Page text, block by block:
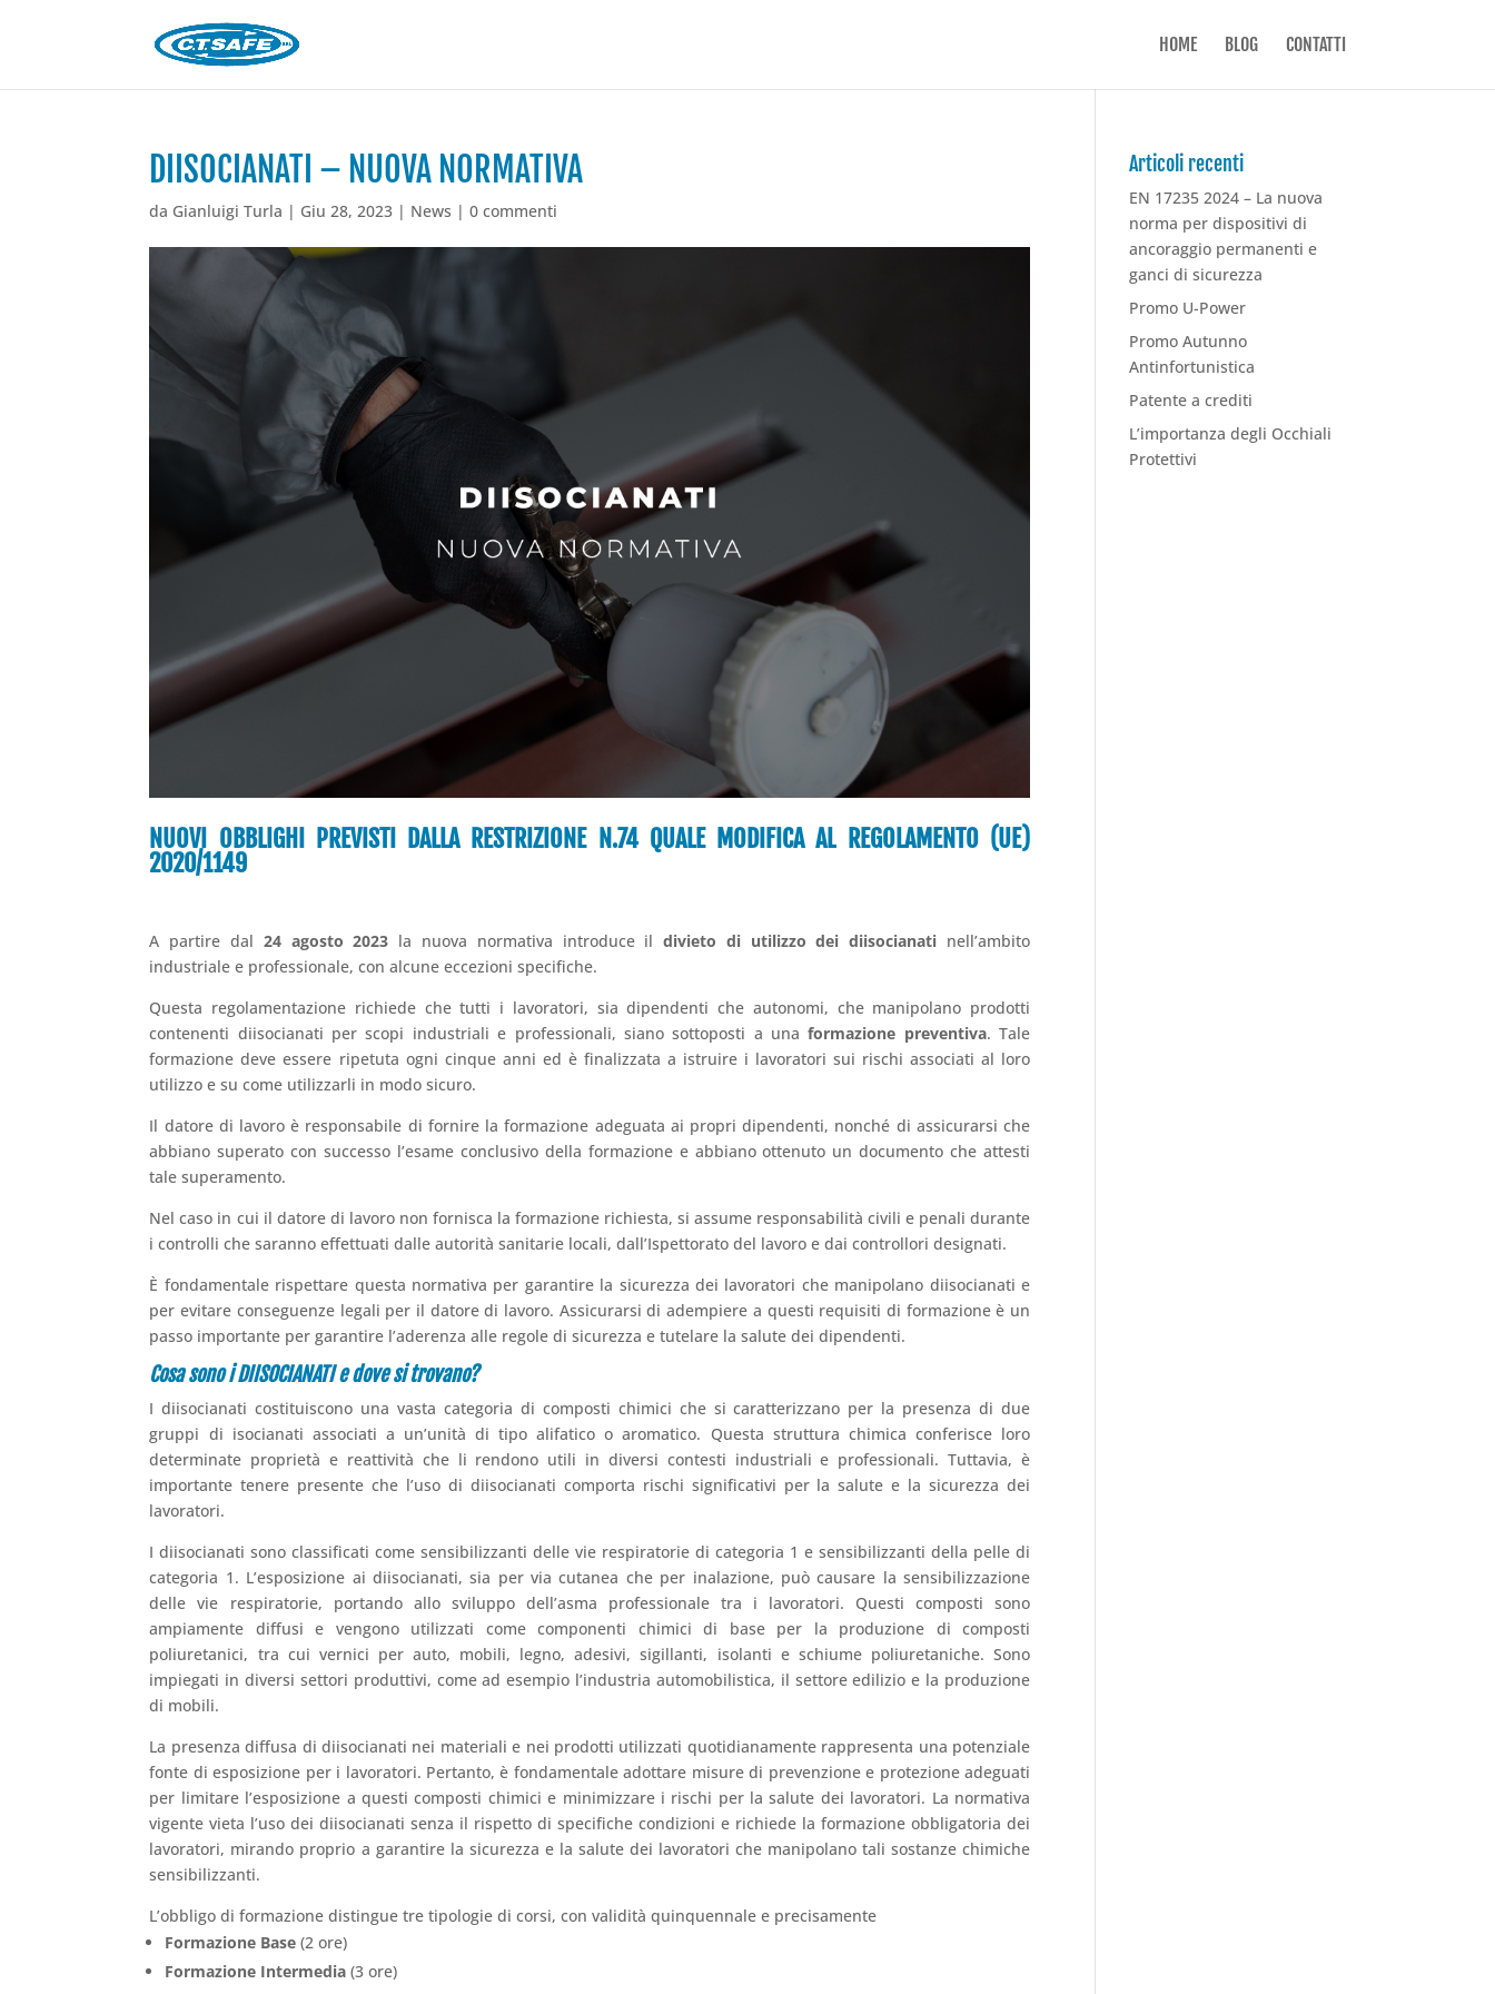
HOME BLOG CONTATTI
DIISOCIANATI – NUOVA NORMATIVA
da Gianluigi Turla | Giu 28, 2023 | News |0 commenti
NUOVI OBBLIGHI PREVISTI DALLA RESTRIZIONE N.74 QUALE MODIFICA AL REGOLAMENTO (UE)
2020/1149
A partire dal 24 agosto 2023 la nuova normativa introduce ildivieto di utilizzo dei diisocianati nell’ambito
industriale e professionale, con alcune eccezioni specifiche.
Questa regolamentazione richiede che tutti i lavoratori, sia dipendenti che autonomi, che manipolano prodotti
contenenti diisocianati per scopi industriali e professionali, siano sottoposti a unaformazione preventiva. Tale
formazione deve essere ripetuta ogni cinque anni ed è finalizzata a istruire i lavoratori sui rischi associati al loro
utilizzo e su come utilizzarli in modo sicuro.
Il datore di lavoro è responsabile di fornire la formazione adeguata ai propri dipendenti, nonché di assicurarsi che
abbiano superato con successo l’esame conclusivo della formazione e abbiano ottenuto un documento che attesti
tale superamento.
Nel caso in cui il datore di lavoro non fornisca la formazione richiesta, si assume responsabilità civili e penali durante
i controlli che saranno effettuati dalle autorità sanitarie locali, dall’Ispettorato del lavoro e dai controllori designati.
È fondamentale rispettare questa normativa per garantire la sicurezza dei lavoratori che manipolano diisocianati e
per evitare conseguenze legali per il datore di lavoro. Assicurarsi di adempiere a questi requisiti di formazione è un
passo importante per garantire l’aderenza alle regole di sicurezza e tutelare la salute dei dipendenti.
Cosa sono i DIISOCIANATI e dove si trovano?
I diisocianati costituiscono una vasta categoria di composti chimici che si caratterizzano per la presenza di due
gruppi di isocianati associati a un’unità di tipo alifatico o aromatico. Questa struttura chimica conferisce loro
determinate proprietà e reattività che li rendono utili in diversi contesti industriali e professionali. Tuttavia, è
importante tenere presente che l’uso di diisocianati comporta rischi significativi per la salute e la sicurezza dei
lavoratori.
I diisocianati sono classificati come sensibilizzanti delle vie respiratorie di categoria 1 e sensibilizzanti della pelle di
categoria 1. L’esposizione ai diisocianati, sia per via cutanea che per inalazione, può causare la sensibilizzazione
delle vie respiratorie, portando allo sviluppo dell’asma professionale tra i lavoratori. Questi composti sono
ampiamente diffusi e vengono utilizzati come componenti chimici di base per la produzione di composti
poliuretanici, tra cui vernici per auto, mobili, legno, adesivi, sigillanti, isolanti e schiume poliuretaniche. Sono
impiegati in diversi settori produttivi, come ad esempio l’industria automobilistica, il settore edilizio e la produzione
di mobili.
La presenza diffusa di diisocianati nei materiali e nei prodotti utilizzati quotidianamente rappresenta una potenziale
fonte di esposizione per i lavoratori. Pertanto, è fondamentale adottare misure di prevenzione e protezione adeguati
per limitare l’esposizione a questi composti chimici e minimizzare i rischi per la salute dei lavoratori. La normativa
vigente vieta l’uso dei diisocianati senza il rispetto di specifiche condizioni e richiede la formazione obbligatoria dei
lavoratori, mirando proprio a garantire la sicurezza e la salute dei lavoratori che manipolano tali sostanze chimiche
sensibilizzanti.
L’obbligo di formazione distingue tre tipologie di corsi, con validità quinquennale e precisamente
Formazione Base (2 ore)
Formazione Intermedia (3 ore)
Articoli recenti
EN 17235 2024 – La nuova
norma per dispositivi di
ancoraggio permanenti e
ganci di sicurezza
Promo U-Power
Promo Autunno
Antinfortunistica
Patente a crediti
L’importanza degli Occhiali
Protettivi